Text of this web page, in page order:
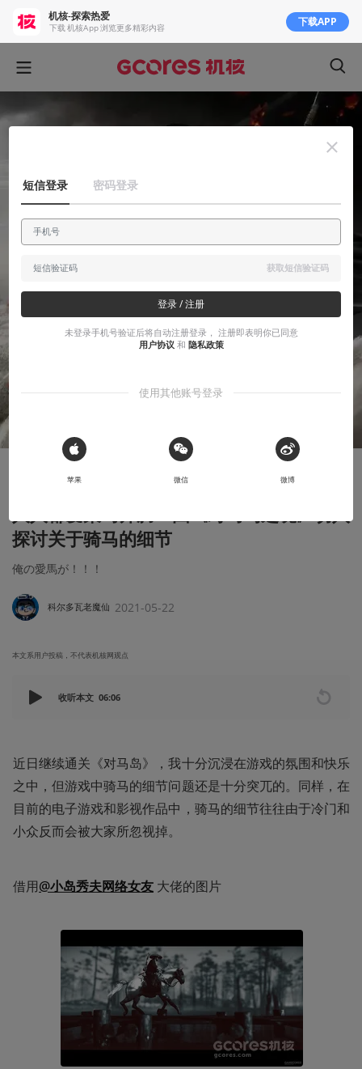
探讨关于骑马的细节
俺の愛馬が！！！
科尔多瓦老魔仙 2021-05-22
本文系用户投稿，不代表机核网观点
收听本文 06:06
近日继续通关《对马岛》，我十分沉浸在游戏的氛围和快乐
之中，但游戏中骑马的细节问题还是十分突兀的。同样，在
目前的电子游戏和影视作品中，骑马的细节往往由于冷门和
小众反而会被大家所忽视掉。
借用@小岛秀夫网络女友 大佬的图片
机核-探索热爱
下载 机核App 浏览更多精彩内容 下载APP
短信登录 密码登录
获取短信验证码
登录 / 注册
未登录手机号验证后将自动注册登录， 注册即表明你已同意
用户协议 和 隐私政策
使用其他账号登录
 Sign in with Apple
苹果 微信 微博